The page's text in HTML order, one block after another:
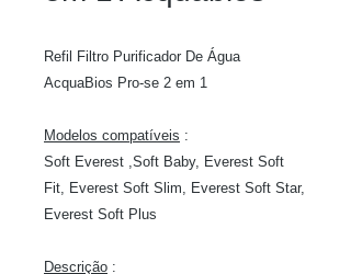
Refil Filtro Purificador De Água
AcquaBios Pro-se 2 em 1
Modelos compatíveis :
Soft Everest ,Soft Baby, Everest Soft
Fit, Everest Soft Slim, Everest Soft Star,
Everest Soft Plus
Descrição :